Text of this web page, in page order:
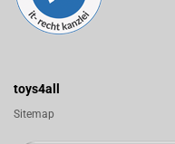
toys4all
Sitemap